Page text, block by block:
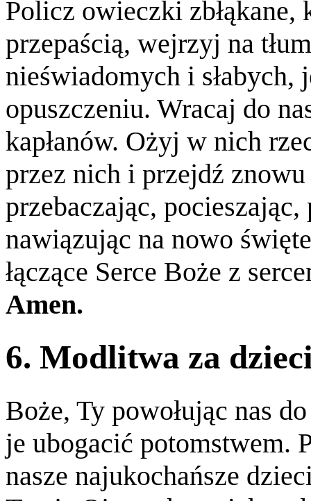
Policz owieczki zbłąkane,
przepaścią, wejrzyj na
nieświadomych i słabych,
opuszczeniu. Wracaj do
kapłanów. Ożyj w nich
przez nich i przejdź
przebaczając,
nawiązując na nowo
łączące Serce Boże z
Amen.
6. Modlitwa za
Boże, Ty powołując nas
je ubogacić potomstwem.
nasze najukochańsze